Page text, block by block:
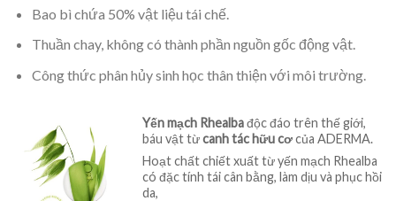
Bao bì chứa 50% vật liệu tái chế.
Thuần chay, không có thành phần nguồn gốc động vật.
Công thức phân hủy sinh học thân thiện với môi trường.
Yến mạch Rhealbađộc đáo trên thế giới,
báu vật từcanh tác hữu cơcủa ADERMA.
Hoạt chất chiết xuất từ yến mạch Rhealba
có đặc tính tái cân bằng, làm dịu và phục hồi
da,